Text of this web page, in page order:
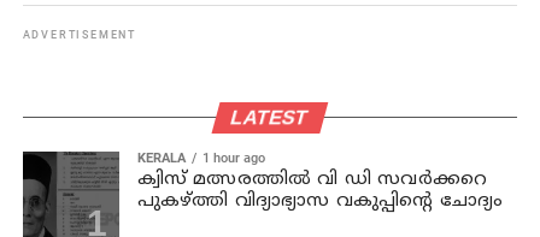
ADVERTISEMENT
LATEST
KERALA 1 hour ago
ക്വിസ് മത്സരത്തില്‍ വി ഡി സവര്‍ക്കറെ
പുകഴ്ത്തി വിദ്യാഭ്യാസ വകുപ്പിന്റെ ചോദ്യം